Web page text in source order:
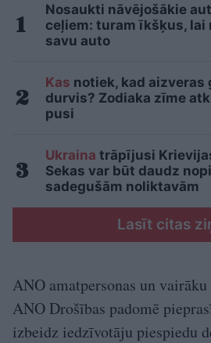
Nosaukti nāvējošākie
ceļiem: turam īkšķus, lai
savu auto
Kas notiek, kad aizveras
durvis? Zodiaka zīme
pusi
Ukraina trāpījusi
Sekas var būt daudz
sadegušām noliktavām
Lasīt citas
ANO amatpersonas un
ANO Drošības padomē
izbeidz iedzīvotāju piespiedu